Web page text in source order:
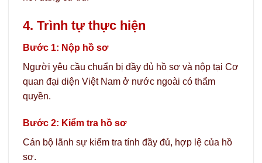
4. Trình tự thực hiện
Bước 1: Nộp hồ sơ
Người yêu cầu chuẩn bị đầy đủ hồ sơ và nộp tại Cơ
quan đại diện Việt Nam ở nước ngoài có thẩm
quyền.
Bước 2: Kiểm tra hồ sơ
Cán bộ lãnh sự kiểm tra tính đầy đủ, hợp lệ của hồ
sơ.